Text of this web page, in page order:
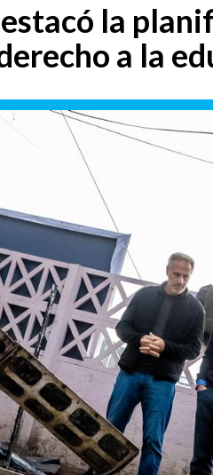
la
a la